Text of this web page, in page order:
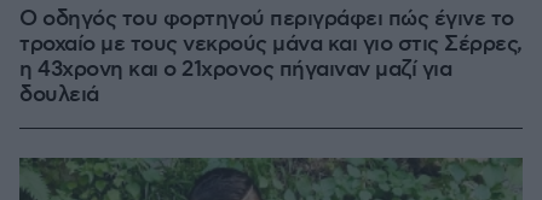
Ο οδηγός του φορτηγού περιγράφει πώς έγινε το
τροχαίο με τους νεκρούς μάνα και γιο στις Σέρρες,
η 43χρονη και ο 21χρονος πήγαιναν μαζί για
δουλειά